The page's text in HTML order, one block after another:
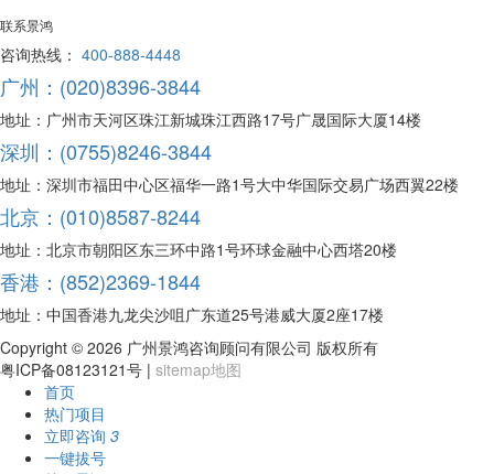
联系景鸿
咨询热线： 400-888-4448
广州：(020)8396-3844
地址：广州市天河区珠江新城珠江西路17号广晟国际大厦14楼
深圳：(0755)8246-3844
地址：深圳市福田中心区福华一路1号大中华国际交易广场西翼22楼
北京：(010)8587-8244
地址：北京市朝阳区东三环中路1号环球金融中心西塔20楼
香港：(852)2369-1844
地址：中国香港九龙尖沙咀广东道25号港威大厦2座17楼
Copyright © 2026 广州景鸿咨询顾问有限公司 版权所有
粤ICP备08123121号 | sitemap地图
首页
热门项目
立即咨询 3
一键拔号